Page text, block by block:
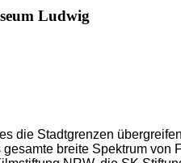
Ludwig
die Stadtgrenzen
breite Spektrum